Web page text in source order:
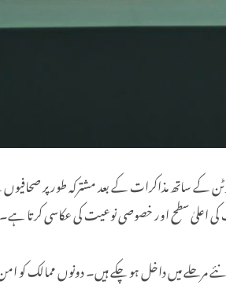
ہے، جو چین اور روس کے تعلقات کی اعلیٰ سطح اور خصوصی
میں داخل ہو چکے ہیں۔ دونوں ممالک کو